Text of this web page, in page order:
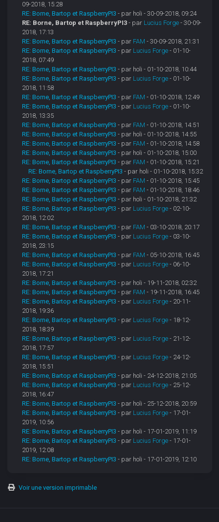
09-2018, 15:28
RE: Borne, Bartop et RaspberryPI3 - par holi - 30-09-2018, 09:24
RE: Borne, Bartop et RaspberryPI3 - par Lucius Forge - 30-09-
2018, 17:13
RE: Borne, Bartop et RaspberryPI3 - par FAM - 30-09-2018, 21:31
RE: Borne, Bartop et RaspberryPI3 - par Lucius Forge - 01-10-
2018, 07:49
RE: Borne, Bartop et RaspberryPI3 - par holi - 01-10-2018, 10:44
RE: Borne, Bartop et RaspberryPI3 - par Lucius Forge - 01-10-
2018, 11:58
RE: Borne, Bartop et RaspberryPI3 - par FAM - 01-10-2018, 12:49
RE: Borne, Bartop et RaspberryPI3 - par Lucius Forge - 01-10-
2018, 13:35
RE: Borne, Bartop et RaspberryPI3 - par FAM - 01-10-2018, 14:51
RE: Borne, Bartop et RaspberryPI3 - par holi - 01-10-2018, 14:55
RE: Borne, Bartop et RaspberryPI3 - par FAM - 01-10-2018, 14:58
RE: Borne, Bartop et RaspberryPI3 - par holi - 01-10-2018, 15:00
RE: Borne, Bartop et RaspberryPI3 - par FAM - 01-10-2018, 15:21
RE: Borne, Bartop et RaspberryPI3 - par holi - 01-10-2018, 15:32
RE: Borne, Bartop et RaspberryPI3 - par FAM - 01-10-2018, 15:45
RE: Borne, Bartop et RaspberryPI3 - par FAM - 01-10-2018, 18:46
RE: Borne, Bartop et RaspberryPI3 - par holi - 01-10-2018, 21:32
RE: Borne, Bartop et RaspberryPI3 - par Lucius Forge - 02-10-
2018, 12:02
RE: Borne, Bartop et RaspberryPI3 - par FAM - 03-10-2018, 20:17
RE: Borne, Bartop et RaspberryPI3 - par Lucius Forge - 03-10-
2018, 23:15
RE: Borne, Bartop et RaspberryPI3 - par FAM - 05-10-2018, 16:45
RE: Borne, Bartop et RaspberryPI3 - par Lucius Forge - 06-10-
2018, 17:21
RE: Borne, Bartop et RaspberryPI3 - par holi - 19-11-2018, 02:32
RE: Borne, Bartop et RaspberryPI3 - par FAM - 19-11-2018, 16:45
RE: Borne, Bartop et RaspberryPI3 - par Lucius Forge - 20-11-
2018, 19:36
RE: Borne, Bartop et RaspberryPI3 - par Lucius Forge - 18-12-
2018, 18:39
RE: Borne, Bartop et RaspberryPI3 - par Lucius Forge - 21-12-
2018, 17:57
RE: Borne, Bartop et RaspberryPI3 - par Lucius Forge - 24-12-
2018, 15:51
RE: Borne, Bartop et RaspberryPI3 - par holi - 24-12-2018, 21:05
RE: Borne, Bartop et RaspberryPI3 - par Lucius Forge - 25-12-
2018, 16:47
RE: Borne, Bartop et RaspberryPI3 - par holi - 25-12-2018, 20:59
RE: Borne, Bartop et RaspberryPI3 - par Lucius Forge - 17-01-
2019, 10:56
RE: Borne, Bartop et RaspberryPI3 - par holi - 17-01-2019, 11:19
RE: Borne, Bartop et RaspberryPI3 - par Lucius Forge - 17-01-
2019, 12:08
RE: Borne, Bartop et RaspberryPI3 - par holi - 17-01-2019, 12:10
Voir une version imprimable